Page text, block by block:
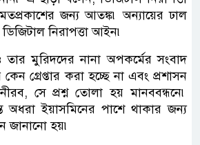
জন্য আতঙ্ক৷ অন্যায়ের ঢাল
নিরাপত্তা আইন৷
তার মুরিদদের নানা অপকর্মের সংবাদ
গ্রেপ্তার করা হচ্ছে না এবং প্রশাসন
সে প্রশ্ন তোলা হয় মানববন্ধনে৷
অধরা ইয়াসমিনের পাশে থাকার জন্য
জানানো হয়৷